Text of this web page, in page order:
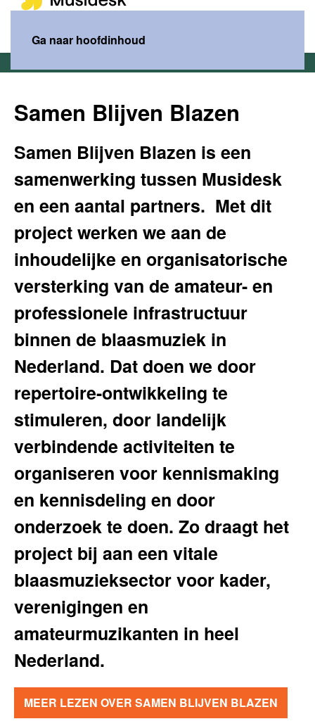
Ga naar hoofdinhoud
Samen Blijven Blazen
Samen Blijven Blazen is een
samenwerking tussen Musidesk
en een aantal partners. Met dit
project werken we aan de
inhoudelijke en organisatorische
versterking van de amateur- en
professionele infrastructuur
binnen de blaasmuziek in
Nederland. Dat doen we door
repertoire-ontwikkeling te
stimuleren, door landelijk
verbindende activiteiten te
organiseren voor kennismaking
en kennisdeling en door
onderzoek te doen. Zo draagt het
project bij aan een vitale
blaasmuzieksector voor kader,
verenigingen en
amateurmuzikanten in heel
Nederland.
MEER LEZEN OVER SAMEN BLIJVEN BLAZEN